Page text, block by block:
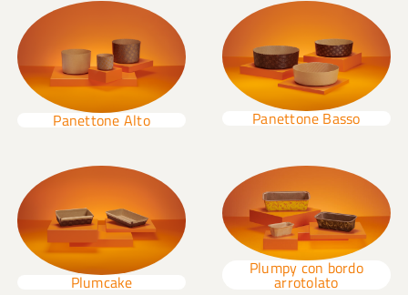
Panettone Alto Panettone Basso
Plumcake
Plumpy con bordo
arrotolato